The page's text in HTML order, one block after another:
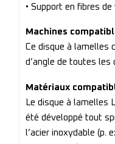
• Support en fibres
Machines
Ce disque à lamelles
d’angle de toutes les
Matériaux
Le disque à lamelles
été développé tout
l’acier inoxydable (p.